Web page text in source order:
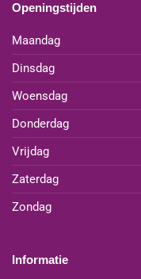
Openingstijden
Maandag
Dinsdag
Woensdag
Donderdag
Vrijdag
Zaterdag
Zondag
Informatie